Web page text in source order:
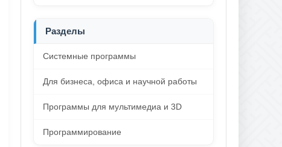
Разделы
Системные программы
Для бизнеса, офиса и научной работы
Программы для мультимедиа и 3D
Программирование